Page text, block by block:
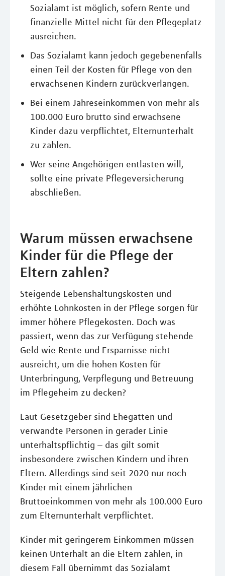
Sozialamt ist möglich, sofern Rente und
finanzielle Mittel nicht für den Pflegeplatz
ausreichen.
Das Sozialamt kann jedoch gegebenenfalls
einen Teil der Kosten für Pflege von den
erwachsenen Kindern zurückverlangen.
Bei einem Jahreseinkommen von mehr als
100.000 Euro brutto sind erwachsene
Kinder dazu verpflichtet, Elternunterhalt
zu zahlen.
Wer seine Angehörigen entlasten will,
sollte eine private Pflegeversicherung
abschließen.
Warum müssen erwachsene
Kinder für die Pflege der
Eltern zahlen?
Steigende Lebenshaltungskosten und
erhöhte Lohnkosten in der Pflege sorgen für
immer höhere Pflegekosten. Doch was
passiert, wenn das zur Verfügung stehende
Geld wie Rente und Ersparnisse nicht
ausreicht, um die hohen Kosten für
Unterbringung, Verpflegung und Betreuung
im Pflegeheim zu decken?
Laut Gesetzgeber sind Ehegatten und
verwandte Personen in gerader Linie
unterhaltspflichtig – das gilt somit
insbesondere zwischen Kindern und ihren
Eltern. Allerdings sind seit 2020 nur noch
Kinder mit einem jährlichen
Bruttoeinkommen von mehr als 100.000 Euro
zum Elternunterhalt verpflichtet.
Kinder mit geringerem Einkommen müssen
keinen Unterhalt an die Eltern zahlen, in
diesem Fall übernimmt das Sozialamt